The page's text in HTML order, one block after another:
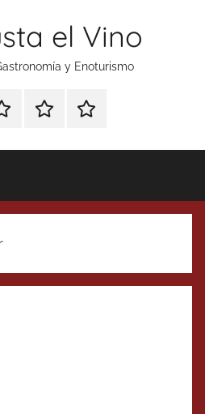
el Vino
y Enoturismo
RankingContacto